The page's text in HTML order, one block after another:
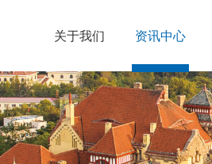
关于我们 资讯中心